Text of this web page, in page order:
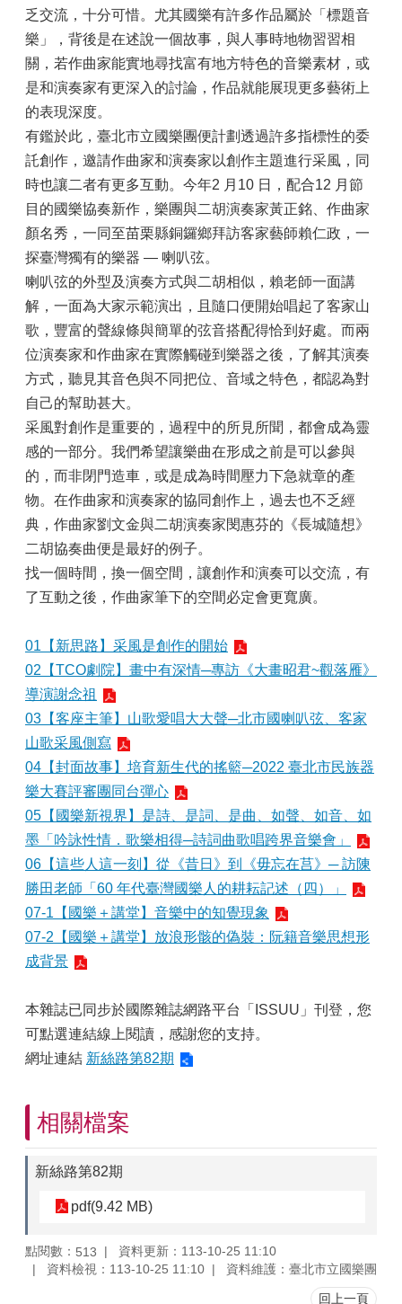
乏交流，十分可惜。尤其國樂有許多作品屬於「標題音
樂」，背後是在述說一個故事，與人事時地物習習相
關，若作曲家能實地尋找富有地方特色的音樂素材，或
是和演奏家有更深入的討論，作品就能展現更多藝術上
的表現深度。
有鑑於此，臺北市立國樂團便計劃透過許多指標性的委
託創作，邀請作曲家和演奏家以創作主題進行采風，同
時也讓二者有更多互動。今年2 月10 日，配合12 月節
目的國樂協奏新作，樂團與二胡演奏家黃正銘、作曲家
顏名秀，一同至苗栗縣銅鑼鄉拜訪客家藝師賴仁政，一
探臺灣獨有的樂器 — 喇叭弦。
喇叭弦的外型及演奏方式與二胡相似，賴老師一面講
解，一面為大家示範演出，且隨口便開始唱起了客家山
歌，豐富的聲線條與簡單的弦音搭配得恰到好處。而兩
位演奏家和作曲家在實際觸碰到樂器之後，了解其演奏
方式，聽見其音色與不同把位、音域之特色，都認為對
自己的幫助甚大。
采風對創作是重要的，過程中的所見所聞，都會成為靈
感的一部分。我們希望讓樂曲在形成之前是可以參與
的，而非閉門造車，或是成為時間壓力下急就章的產
物。在作曲家和演奏家的協同創作上，過去也不乏經
典，作曲家劉文金與二胡演奏家閔惠芬的《長城隨想》
二胡協奏曲便是最好的例子。
找一個時間，換一個空間，讓創作和演奏可以交流，有
了互動之後，作曲家筆下的空間必定會更寬廣。
01【新思路】采風是創作的開始
02【TCO劇院】畫中有深情─專訪《大畫昭君~觀落雁》
導演謝念祖
03【客座主筆】山歌愛唱大大聲─北市國喇叭弦、客家
山歌采風側寫
04【封面故事】培育新生代的搖籃─2022 臺北市民族器
樂大賽評審團同台彈心
05【國樂新視界】是詩、是詞、是曲、如聲、如音、如
墨「吟詠性情．歌樂相得─詩詞曲歌唱跨界音樂會」
06【這些人這一刻】從《昔日》到《毋忘在莒》─ 訪陳
勝田老師「60 年代臺灣國樂人的耕耘記述（四）」
07-1【國樂＋講堂】音樂中的知覺現象
07-2【國樂＋講堂】放浪形骸的偽裝：阮籍音樂思想形
成背景
本雜誌已同步於國際雜誌網路平台「ISSUU」刊登，您
可點選連結線上閱讀，感謝您的支持。
網址連結 新絲路第82期
相關檔案
新絲路第82期
pdf(9.42 MB)
點閱數： 513
資料更新：113-10-25 11:10
資料檢視：113-10-25 11:10
資料維護：臺北市立國樂團
回上一頁